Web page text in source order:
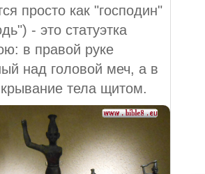
просто как "господин"
- это статуэтка
в правой руке
над головой меч, а в
тела щитом.